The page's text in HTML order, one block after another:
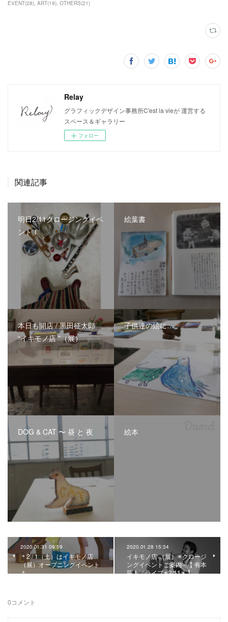
EVENT(28) ART(19) OTHERS(21)
Relay
グラフィックデザイン事務所C'est la vieが 運営する
スペース＆ギャラリー
フォロー
関連記事
明日2/11クロージングイベ
ント！
絵葉書
本日も開店 / 黒田征太郎
“イキモノ店 ”（展）
子供達の絵に…
DOG & CAT 〜 昼 と 夜 絵本
2020.01.31 09:59
＊2 / 1（土）はイキモノ店
（展）オープニングイベント
＊
2020.01.28 15:34
イキモノ店 （展）✳︎クロージ
ングイベントご案内 - 【 有本
羅人／ライブ✳︎2/11✳︎ 】
0コメント